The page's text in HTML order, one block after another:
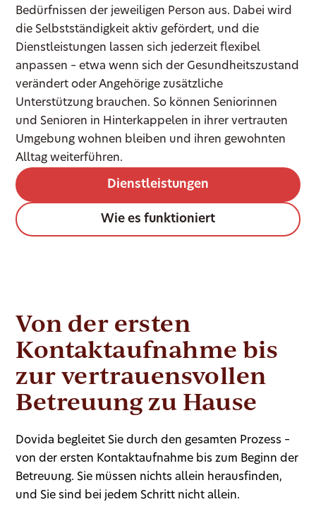
Bedürfnissen der jeweiligen Person aus. Dabei wird
die Selbstständigkeit aktiv gefördert, und die
Dienstleistungen lassen sich jederzeit flexibel
anpassen – etwa wenn sich der Gesundheitszustand
verändert oder Angehörige zusätzliche
Unterstützung brauchen. So können Seniorinnen
und Senioren in Hinterkappelen in ihrer vertrauten
Umgebung wohnen bleiben und ihren gewohnten
Alltag weiterführen.
Dienstleistungen
Wie es funktioniert
Von der ersten
Kontaktaufnahme bis
zur vertrauensvollen
Betreuung zu Hause
Dovida begleitet Sie durch den gesamten Prozess –
von der ersten Kontaktaufnahme bis zum Beginn der
Betreuung. Sie müssen nichts allein herausfinden,
und Sie sind bei jedem Schritt nicht allein.